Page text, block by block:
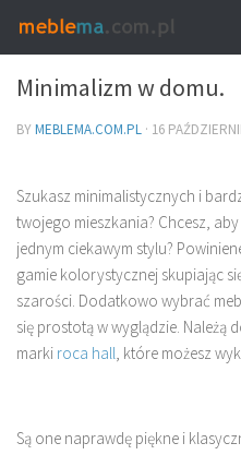
MEBLE I WNĘTRZA
Minimalizm w domu.
BYMEBLEMA.COM.PL · 16
Szukasz minimalistycznych i
twojego mieszkania? Chcesz,
jednym ciekawym stylu?
gamie kolorystycznej skupiając
szarości. Dodatkowo wybrać
się prostotą w wyglądzie. Należą
marki roca hall, które możesz
Są one naprawdę piękne i